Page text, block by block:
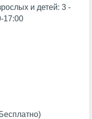
и детей: 3 -
17:00